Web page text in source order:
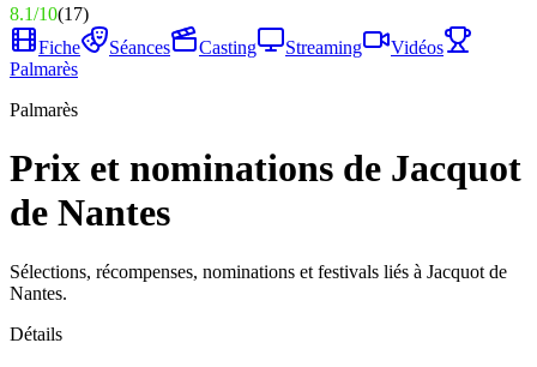
8.1/10(17)
Fiche
Séances Casting Streaming
Vidéos
Palmarès
Palmarès
Prix et nominations de Jacquot
de Nantes
Sélections, récompenses, nominations et festivals liés à Jacquot de
Nantes.
Détails